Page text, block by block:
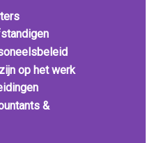
op het werk
&